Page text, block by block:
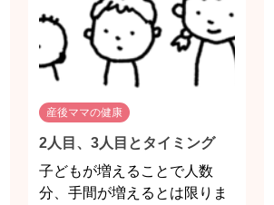
産後ママの健康
2人目、3人目とタイミング
子どもが増えることで人数
分、手間が増えるとは限りま